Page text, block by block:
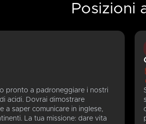
Posizioni
pronto a padroneggiare i nostri
acidi. Dovrai dimostrare
a saper comunicare in inglese,
La tua missione: dare vita